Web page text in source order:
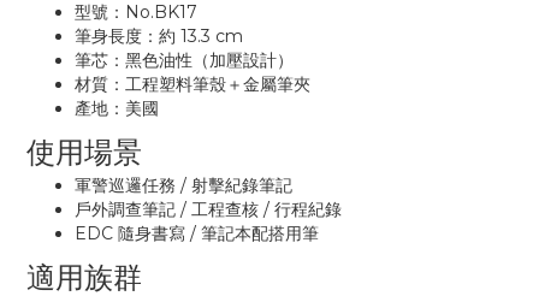
型號：No.BK17
筆身長度：約 13.3 cm
筆芯：黑色油性（加壓設計）
材質：工程塑料筆殼＋金屬筆夾
產地：美國
使用場景
軍警巡邏任務 / 射擊紀錄筆記
戶外調查筆記 / 工程查核 / 行程紀錄
EDC 隨身書寫 / 筆記本配搭用筆
適用族群